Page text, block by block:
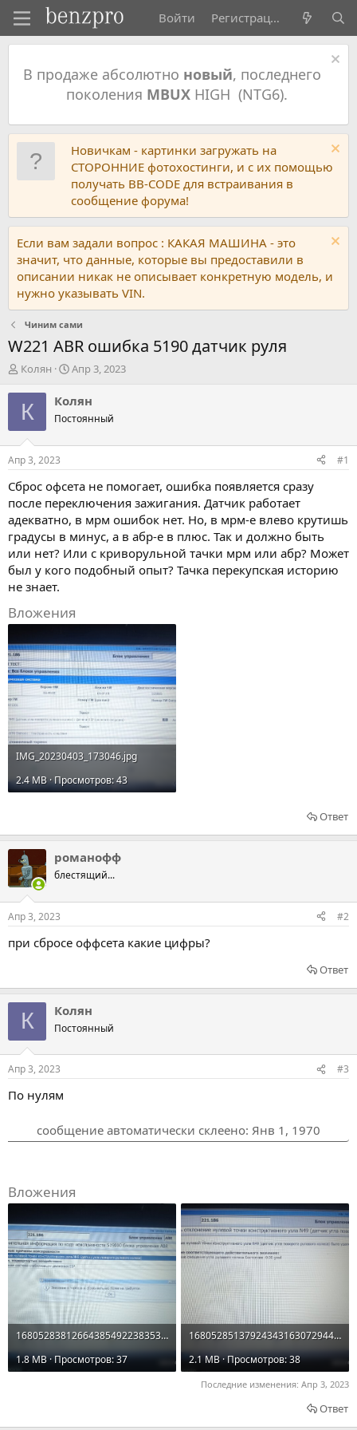
Войти Регистрация
В продаже абсолютно новый, последнего
поколения MBUXHIGH (NTG6).
Новичкам - картинки загружать на
СТОРОННИЕ фотохостинги, и с их помощью
получать BB-CODE для встраивания в
сообщение форума!
Если вам задали вопрос : КАКАЯ МАШИНА - это
значит, что данные, которые вы предоставили в
описании никак не описывает конкретную модель, и
нужно указывать VIN.
Чиним сами
W221 ABR ошибка 5190 датчик руля
А
т
о
т
м
ы
Колян
Д
т
н
а
л
Апр 3, 2023
К Колян
Постоянный
Апр 3, 2023 #1
Сброс офсета не помогает, ошибка появляется сразу
после переключения зажигания. Датчик работает
адекватно, в мрм ошибок нет. Но, в мрм-е влево крутишь
градусы в минус, а в абр-е в плюс. Так и должно быть
или нет? Или с криворульной тачки мрм или абр? Может
был у кого подобный опыт? Тачка перекупская историю
не знает.
Вложения
IMG_20230403_173046.jpg
2.4 MB · Просмотров: 43
Ответ
романофф
блестящий...
Апр 3, 2023 #2
при сбросе оффсета какие цифры?
Ответ
К Колян
Постоянный
Апр 3, 2023 #3
По нулям
сообщение автоматически склеено: Янв 1, 1970
Вложения
16805283812664385492238353160058.jpg
1.8 MB · Просмотров: 37
16805285137924343163072944614052.jpg
2.1 MB · Просмотров: 38
Последние изменения: Апр 3, 2023
Ответ